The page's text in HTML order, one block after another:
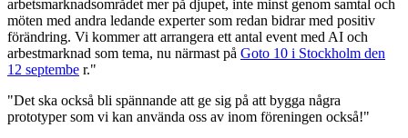
arbetsmarknadsområdet mer på djupet, inte minst genom samtal och
möten med andra ledande experter som redan bidrar med positiv
förändring. Vi kommer att arrangera ett antal event med AI och
arbestmarknad som tema, nu närmast på Goto 10 i Stockholm den
12 septembe r."
"Det ska också bli spännande att ge sig på att bygga några
prototyper som vi kan använda oss av inom föreningen också!"